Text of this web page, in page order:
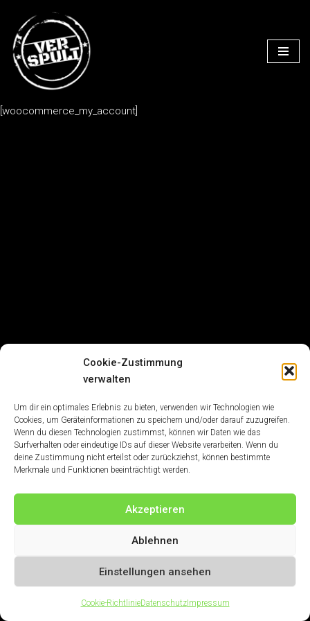
Cookie-Zustimmung
verwalten
Um dir ein optimales Erlebnis zu bieten, verwenden wir Technologien wie
Cookies, um Geräteinformationen zu speichern und/oder darauf zuzugreifen.
Wenn du diesen Technologien zustimmst, können wir Daten wie das
Surfverhalten oder eindeutige IDs auf dieser Website verarbeiten. Wenn du
deine Zustimmung nicht erteilst oder zurückziehst, können bestimmte
Merkmale und Funktionen beeinträchtigt werden.
Akzeptieren
Ablehnen
Einstellungen ansehen
Cookie-RichtlinieDatenschutzImpressum
Zum
Inhalt
springen
[woocommerce_my_account]
Datenschutz